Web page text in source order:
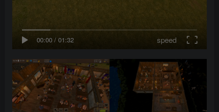
00:00 / 01:32 speed